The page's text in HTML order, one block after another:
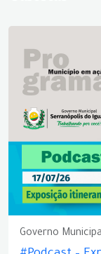
Governo